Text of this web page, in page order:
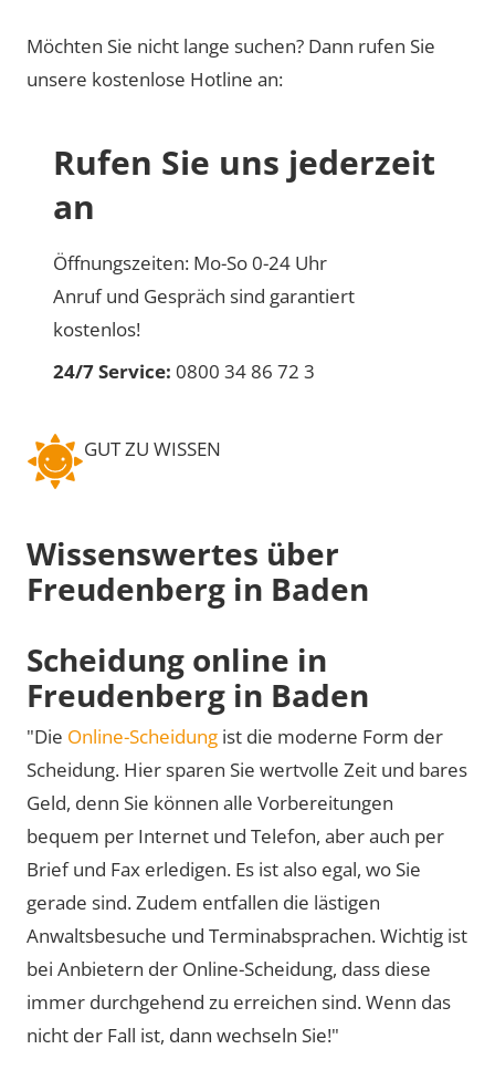
Möchten Sie nicht lange suchen? Dann rufen Sie
unsere kostenlose Hotline an:
Rufen Sie uns jederzeit
an
Öffnungszeiten: Mo-So 0-24 Uhr
Anruf und Gespräch sind garantiert
kostenlos!
24/7 Service: 0800 34 86 72 3
GUT ZU WISSEN
Wissenswertes über
Freudenberg in Baden
Scheidung online in
Freudenberg in Baden
"Die Online-Scheidung ist die moderne Form der
Scheidung. Hier sparen Sie wertvolle Zeit und bares
Geld, denn Sie können alle Vorbereitungen
bequem per Internet und Telefon, aber auch per
Brief und Fax erledigen. Es ist also egal, wo Sie
gerade sind. Zudem entfallen die lästigen
Anwaltsbesuche und Terminabsprachen. Wichtig ist
bei Anbietern der Online-Scheidung, dass diese
immer durchgehend zu erreichen sind. Wenn das
nicht der Fall ist, dann wechseln Sie!"